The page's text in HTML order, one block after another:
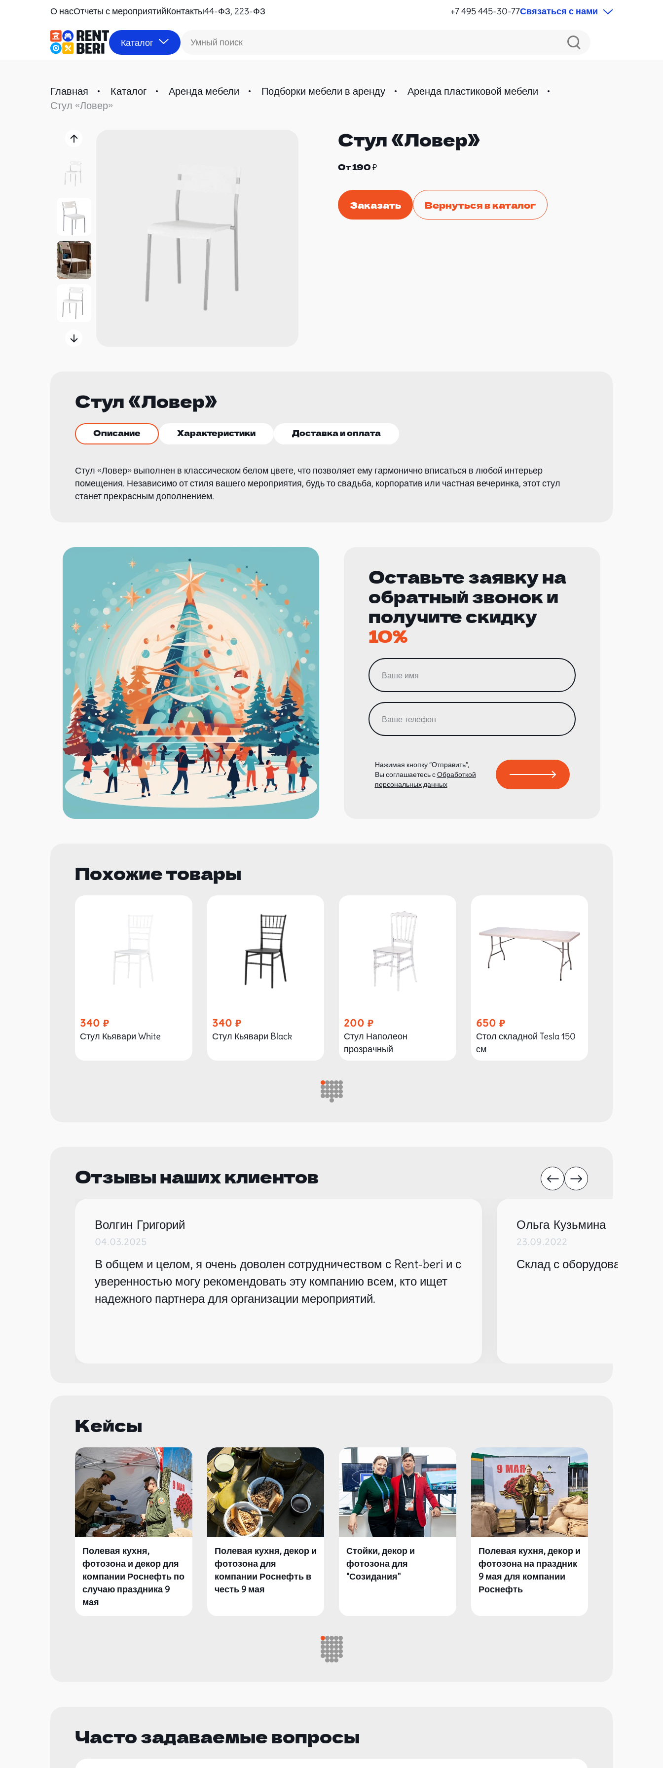
О насОтчеты с мероприятийКонтакты44-ФЗ, 223-ФЗ +7 495 445-30-77Связаться с нами
Каталог Умный поиск
Главная Каталог Аренда мебели Подборки мебели в аренду
Аренда пластиковой мебели
Стул «Ловер»
Стул «Ловер»
От 190 ₽
Заказать Вернуться в каталог
Стул «Ловер»
Описание Характеристики Доставка и оплата
Стул «Ловер» выполнен в классическом белом цвете, что позволяет ему гармонично вписаться в любой интерьер
помещения. Независимо от стиля вашего мероприятия, будь то свадьба, корпоратив или частная вечеринка, этот стул
станет прекрасным дополнением.
Оставьте заявку на
обратный звонок и
получите скидку
10%
Нажимая кнопку “Отправить”,
Вы соглашаетесь сОбработкой
персональных данных
Похожие товары
340
Стул Кьявари White
340
Стул Кьявари Black
200
Стул Наполеон
прозрачный
650
Стол складной Tesla 150
см
Отзывы наших клиентов
Волгин Григорий
04.03.2025
В общем и целом, я очень доволен сотрудничеством с Rent-beri и с
уверенностью могу рекомендовать эту компанию всем, кто ищет
надежного партнера для организации мероприятий.
Ольга Кузьмина
23.09.2022
Склад с оборудованием
Кейсы
Полевая кухня,
фотозона и декор для
компании Роснефть по
случаю праздника 9
мая
Полевая кухня, декор и
фотозона для
компании Роснефть в
честь 9 мая
Стойки, декор и
фотозона для
"Созидания"
Полевая кухня, декор и
фотозона на праздник
9 мая для компании
Роснефть
Часто задаваемые вопросы